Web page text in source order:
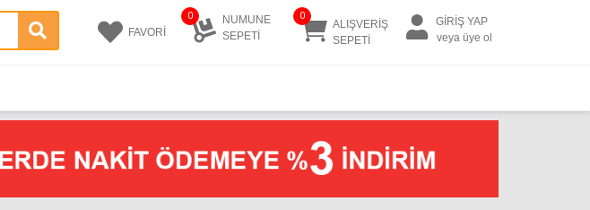
FAVORİ
0
NUMUNE
SEPETİ
0
ALIŞVERİŞ
SEPETİ
GİRİŞ YAP
veya üye ol